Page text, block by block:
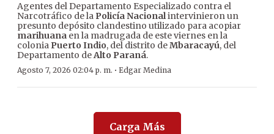
Agentes del Departamento Especializado contra el
Narcotráfico de la Policía Nacionalintervinieron un
presunto depósito clandestino utilizado para acopiar
marihuana en la madrugada de este viernes en la
colonia Puerto Indio, del distrito deMbaracayú, del
Departamento deAlto Paraná.
Agosto 7, 2026 02:04 p. m. · Edgar Medina
Carga Más